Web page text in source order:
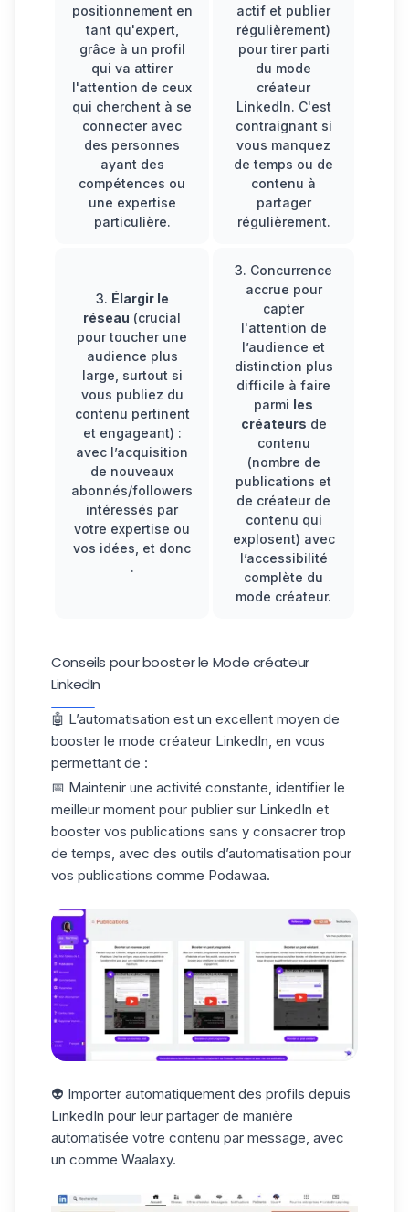
positionnement en
tant qu'expert,
grâce à un profil
qui va attirer
l'attention de ceux
qui cherchent à se
connecter avec
des personnes
ayant des
compétences ou
une expertise
particulière.
actif et publier
régulièrement)
pour tirer parti
du mode
créateur
LinkedIn. C'est
contraignant si
vous manquez
de temps ou de
contenu à
partager
régulièrement.
3. Élargir le
réseau (crucial
pour toucher une
audience plus
large, surtout si
vous publiez du
contenu pertinent
et engageant) :
avec l’acquisition
de nouveaux
abonnés/followers
intéressés par
votre expertise ou
vos idées, et donc
.
3. Concurrence
accrue pour
capter
l'attention de
l’audience et
distinction plus
difficile à faire
parmi les
créateurs de
contenu
(nombre de
publications et
de créateur de
contenu qui
explosent) avec
l’accessibilité
complète du
mode créateur.
Conseils pour booster le Mode créateur
LinkedIn
🤖 L’automatisation est un excellent moyen de
booster le mode créateur LinkedIn, en vous
permettant de :
📅 Maintenir une activité constante, identifier le
meilleur moment pour publier sur LinkedIn et
booster vos publications sans y consacrer trop
de temps, avec des outils d’automatisation pour
vos publications comme Podawaa.
👽 Importer automatiquement des profils depuis
LinkedIn pour leur partager de manière
automatisée votre contenu par message, avec
un comme Waalaxy.